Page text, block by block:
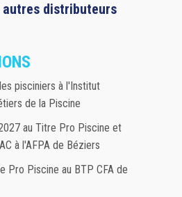
distributeurs
pisciniers à l'Institut
de la Piscine
au Titre Pro Piscine et
à l'AFPA de Béziers
Pro Piscine au BTP CFA de